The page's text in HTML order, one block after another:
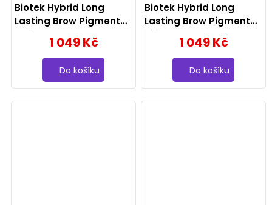
Biotek Hybrid Long
Lasting Brow Pigment
Mojito 15ml1 049 Kč
Do košíku
Biotek Hybrid Long
Lasting Brow Pigment
Piňa Colada 15ml
1 049 Kč
Do košíku